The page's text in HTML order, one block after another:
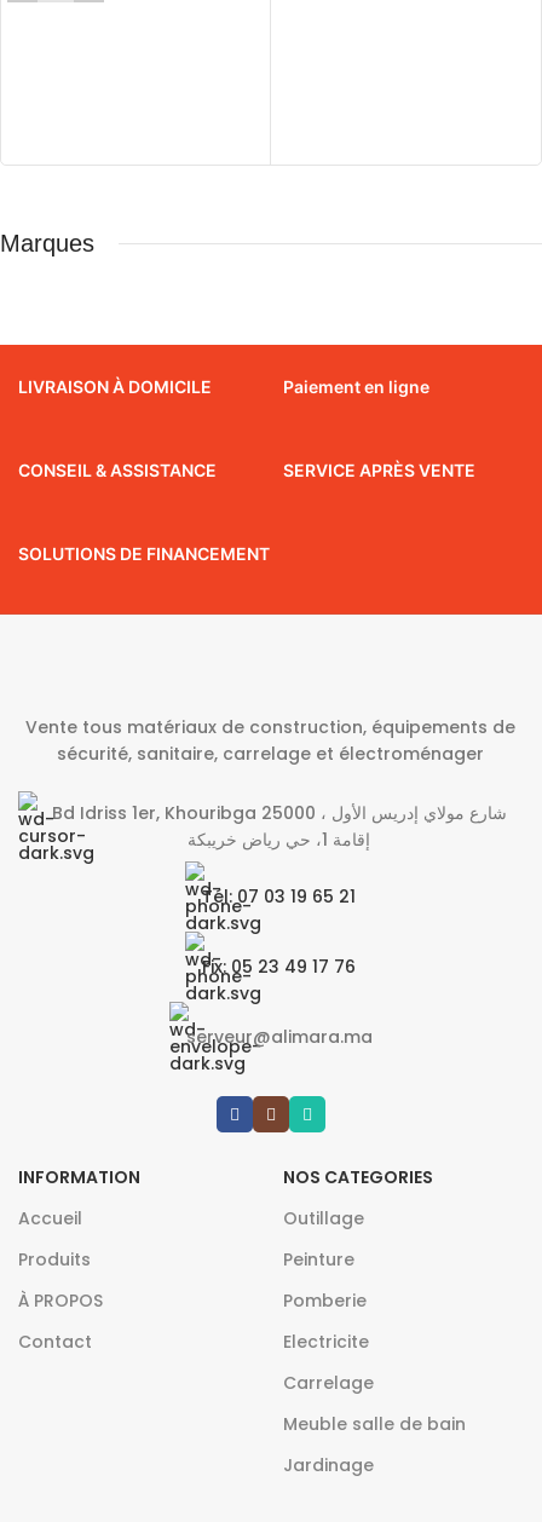
Marques
LIVRAISON À DOMICILE Paiement en ligne
CONSEIL & ASSISTANCE SERVICE APRÈS VENTE
SOLUTIONS DE FINANCEMENT
Vente tous matériaux de construction, équipements de
sécurité, sanitaire, carrelage et électroménager
Bd Idriss 1er, Khouribga 25000 شارع مولاي إدريس الأول ،
إقامة 1، حي رياض خريبكة
Tél: 07 03 19 65 21
Fix: 05 23 49 17 76
serveur@alimara.ma
INFORMATION
Accueil
Produits
À PROPOS
Contact
NOS CATEGORIES
Outillage
Peinture
Pomberie
Electricite
Carrelage
Meuble salle de bain
Jardinage